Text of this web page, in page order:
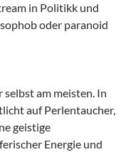
in Politikk und
oder paranoid
am meisten. In
auf Perlentaucher,
geistige
Energie und